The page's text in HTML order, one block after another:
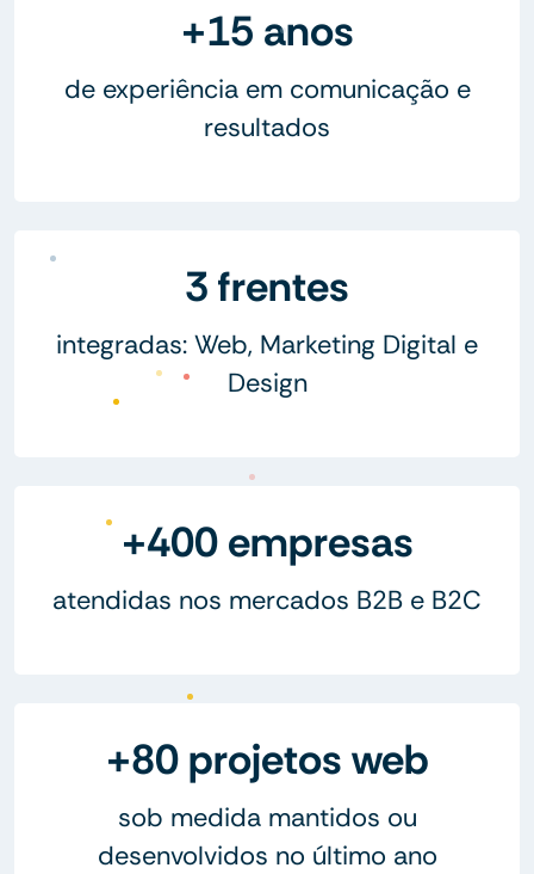
+15 anos
de experiência em comunicação e
resultados
3 frentes
integradas: Web, Marketing Digital e
Design
+400 empresas
atendidas nos mercados B2B e B2C
+80 projetos web
sob medida mantidos ou
desenvolvidos no último ano